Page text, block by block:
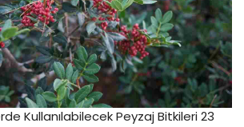
Kullanılabilecek Peyzaj Bitkileri 23